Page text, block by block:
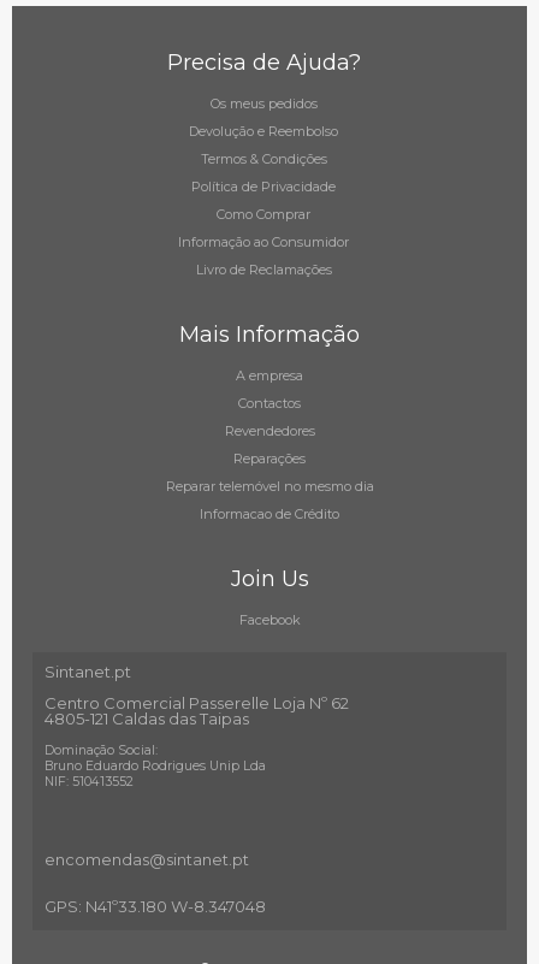
Precisa de Ajuda?
Os meus pedidos
Devolução e Reembolso
Termos & Condições
Política de Privacidade
Como Comprar
Informação ao Consumidor
Livro de Reclamações
Mais Informação
A empresa
Contactos
Revendedores
Reparações
Reparar telemóvel no mesmo dia
Informacao de Crédito
Join Us
Facebook
Sintanet.pt
Centro Comercial Passerelle Loja Nº 62
4805-121 Caldas das Taipas
Dominação Social:
Bruno Eduardo Rodrigues Unip Lda
NIF: 510413552
encomendas@sintanet .pt
GPS: N41º33.180 W-8.347048